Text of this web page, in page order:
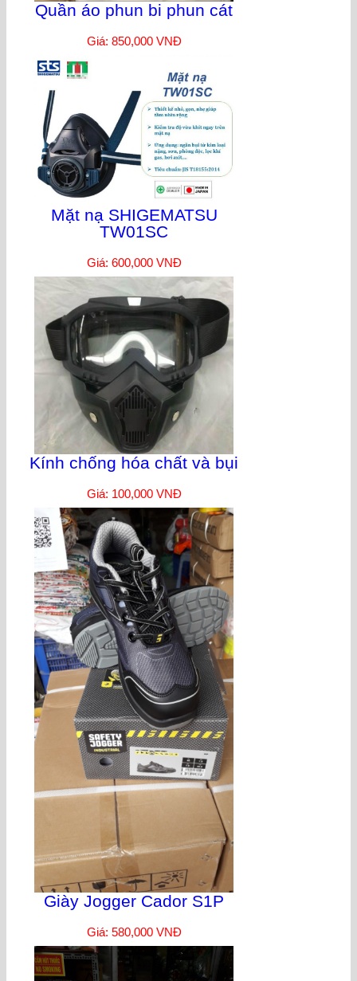
Quần áo phun bi phun cát
Giá: 850,000 VNĐ
Mặt nạ SHIGEMATSU
TW01SC
Giá: 600,000 VNĐ
Kính chống hóa chất và bụi
Giá: 100,000 VNĐ
Giày Jogger Cador S1P
Giá: 580,000 VNĐ